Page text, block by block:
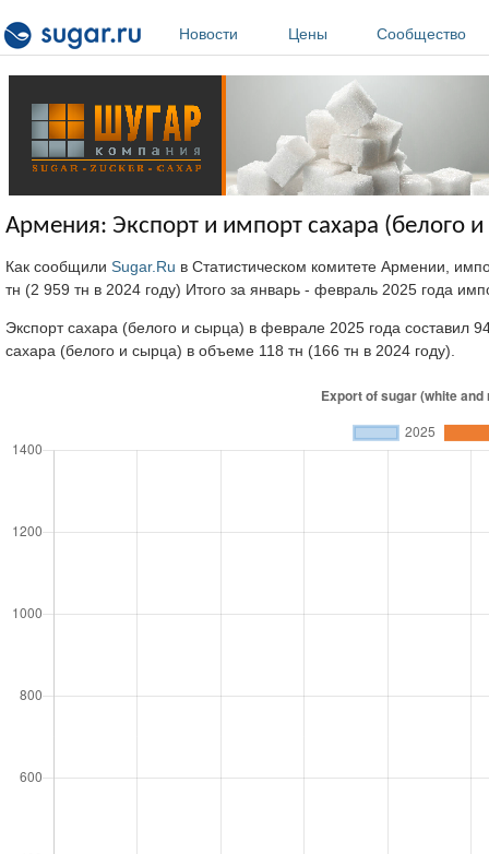
Новости
Цены Сообщество
Армения: Экспорт и импорт сахара (белого
Как сообщили Sugar.Ru в Статистическом комитете Армении,
тн (2 959 тн в 2024 году) Итого за январь - февраль 2025 года
Экспорт сахара (белого и сырца) в феврале 2025 года составил
сахара (белого и сырца) в объеме 118 тн (166 тн в 2024 году).